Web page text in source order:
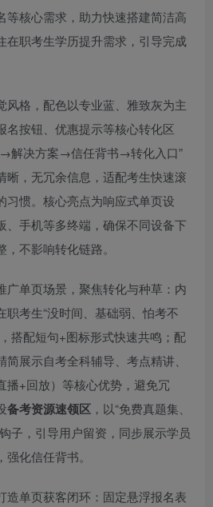
等核心需求，助力快速搭建简洁高
在职考生学历提升需求，引导完成
风格，配色以专业蓝、雅致灰为主
名按钮、优惠提示等核心转化区
→解决方案→信任背书→转化入口”
晰，无冗余信息，适配考生快速滚
习惯。核心亮点为响应式单页设
、手机等多终端，确保不同设备下
不影响转化链路。
广单页场景，聚焦转化与种草：内
职考生“没时间、基础弱、怕考不
搭配短句+图标形式快速共鸣；配
简展示自考全科辅导、考点精讲、
播+回放）等核心优势，避免冗
备考资源速领区 ，以“免费真题集、
子，引导用户留资，同步展示学员
化信任背书。
造单页获客闭环：固定悬浮报名表